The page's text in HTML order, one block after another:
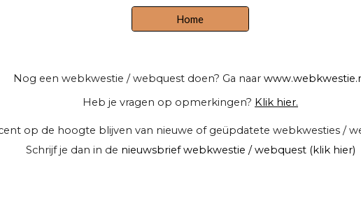
Home
Nog een webkwestie / webquest doen? Ga naar
Heb je vragen op opmerkingen? Klik hier.
op de hoogte blijven van nieuwe of geüpdatete webkwesties /
Schrijf je dan in de nieuwsbrief webkwestie / webquest (klik hier)